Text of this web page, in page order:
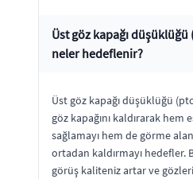
Üst göz kapağı
neler hedeflenir?
Üst göz kapağı düşüklüğü
göz kapağını kaldırarak
sağlamayı hem de görme
ortadan kaldırmayı hedefler.
görüş kaliteniz artar ve